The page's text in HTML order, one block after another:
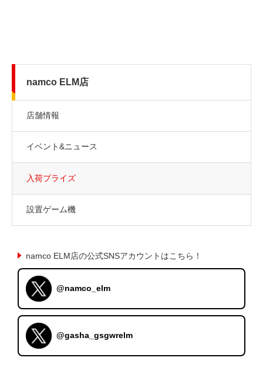
namco ELM店
店舗情報
イベント&ニュース
入荷プライズ
設置ゲーム機
namco ELM店の公式SNSアカウントはこちら！
@namco_elm
@gasha_gsgwrelm